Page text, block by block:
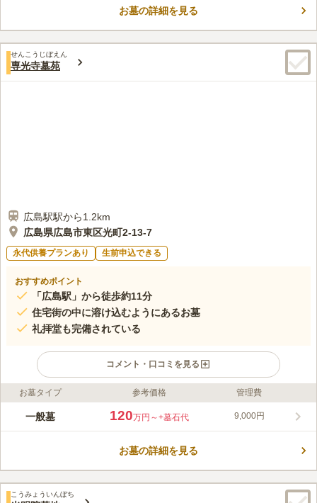
す。据置壇は格調高い祭壇付きで、人数やご予算に応じて選べ、
ル」の2種類をご用意。いずれも永代にわたる供養が可能です。
樹木葬は、33年後に合同供養塔で永代供養される自然葬墓園で、
管理費不要の合同供養塔も併設されており、心穏やかに眠れる環
お墓の詳細を見る
せんこうじぼえん
専光寺墓苑
広島駅駅から1.2km
広島県広島市東区光町2-13-7
永代供養プランあり 生前申込できる
おすすめポイント
「広島駅」から徒歩約11分
住宅街の中に溶け込むようにあるお墓
礼拝堂も完備されている
コメント・口コミを見る
ライフドット編集部のコメント
住宅街の中に溶け込むように存在するお墓で、コンパクトな敷地
わっており足腰の弱い方やお年寄りの方でも気兼ねなくお参りす
口コミ評価
この霊園はまだ誰からも評価されていません。
お墓タイプ 参考価格 管理費
一般墓 120万円～+墓石代 9,000円
お墓の詳細を見る
こうみょういんぼち